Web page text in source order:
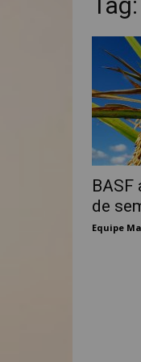
BASF
de
Equipe